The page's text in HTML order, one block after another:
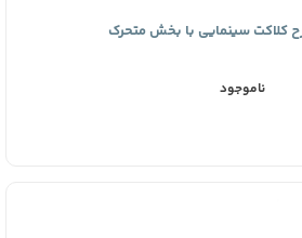
کلاکت سینمایی با بخش متحرک
ناموجود